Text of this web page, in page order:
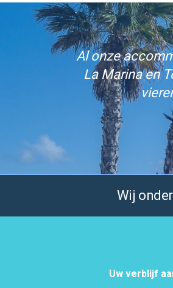
Al onze
La Marina en
Wij
Uw verblijf